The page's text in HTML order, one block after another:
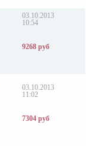
03.10.2013
10:54
9268 руб
03.10.2013
11:02
7304 руб